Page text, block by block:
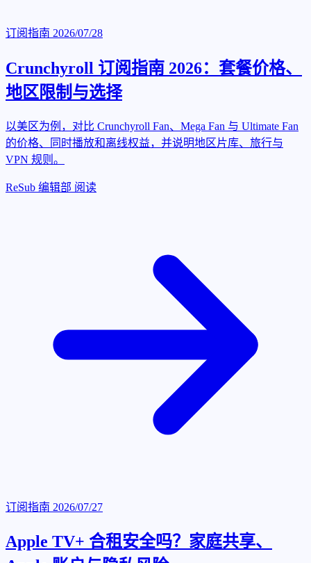
订阅指南 2026/07/28
Crunchyroll 订阅指南 2026：套餐价格、
地区限制与选择
以美区为例，对比 Crunchyroll Fan、Mega Fan 与 Ultimate Fan
的价格、同时播放和离线权益，并说明地区片库、旅行与
VPN 规则。
ReSub 编辑部 阅读
订阅指南 2026/07/27
Apple TV+ 合租安全吗？家庭共享、